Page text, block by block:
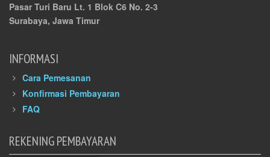
Pasar Turi Baru Lt. 1 Blok C6 No. 2-3
Surabaya, Jawa Timur
INFORMASI
Cara Pemesanan
Konfirmasi Pembayaran
FAQ
REKENING PEMBAYARAN